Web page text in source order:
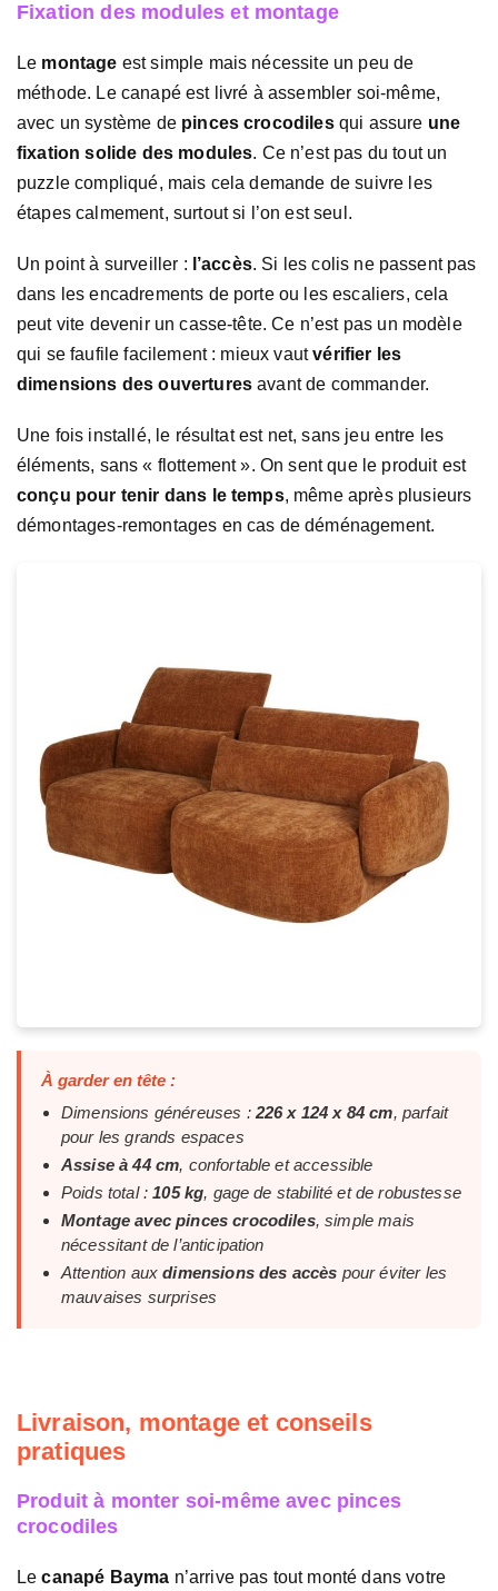
Fixation des modules et montage
Le montage est simple mais nécessite un peu de
méthode. Le canapé est livré à assembler soi-même,
avec un système de pinces crocodilesqui assure une
fixation solide des modules. Ce n’est pas du tout un
puzzle compliqué, mais cela demande de suivre les
étapes calmement, surtout si l’on est seul.
Un point à surveiller : l’accès. Si les colis ne passent pas
dans les encadrements de porte ou les escaliers, cela
peut vite devenir un casse-tête. Ce n’est pas un modèle
qui se faufile facilement : mieux vautvérifier les
dimensions des ouvertures avant de commander.
Une fois installé, le résultat est net, sans jeu entre les
éléments, sans « flottement ». On sent que le produit est
conçu pour tenir dans le temps, même après plusieurs
démontages-remontages en cas de déménagement.
À garder en tête :
Dimensions généreuses : 226 x 124 x 84 cm, parfait
pour les grands espaces
Assise à 44 cm, confortable et accessible
Poids total :105 kg, gage de stabilité et de robustesse
Montage avec pinces crocodiles, simple mais
nécessitant de l’anticipation
Attention auxdimensions des accès pour éviter les
mauvaises surprises
Livraison, montage et conseils
pratiques
Produit à monter soi-même avec pinces
crocodiles
Lecanapé Bayma n’arrive pas tout monté dans votre